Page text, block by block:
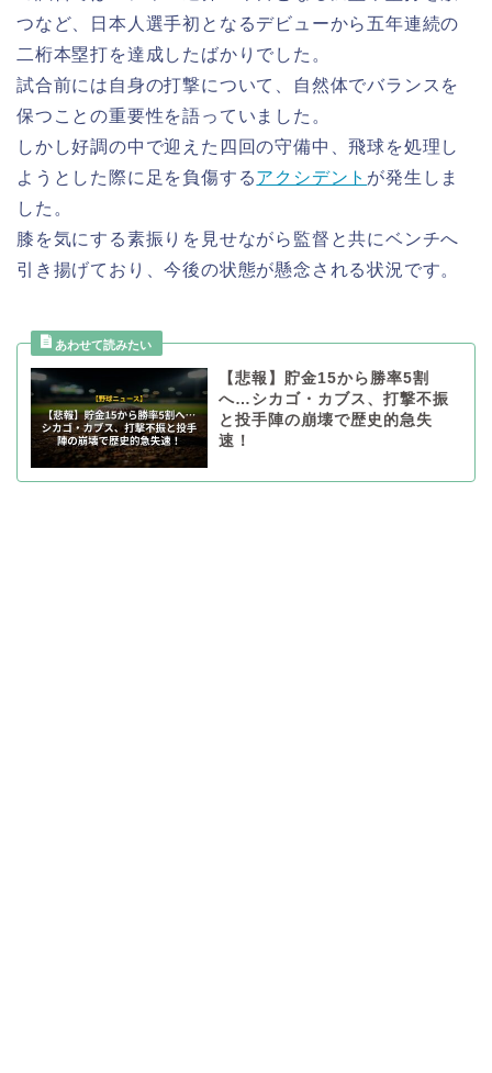
つなど、日本人選手初となるデビューから五年連続の
二桁本塁打を達成したばかりでした。
試合前には自身の打撃について、自然体でバランスを
保つことの重要性を語っていました。
しかし好調の中で迎えた四回の守備中、飛球を処理し
ようとした際に足を負傷するアクシデント が発生しま
した。
膝を気にする素振りを見せながら監督と共にベンチへ
引き揚げており、今後の状態が懸念される状況です。
【悲報】貯金15から勝率5割
へ…シカゴ・カブス、打撃不振
と投手陣の崩壊で歴史的急失
速！